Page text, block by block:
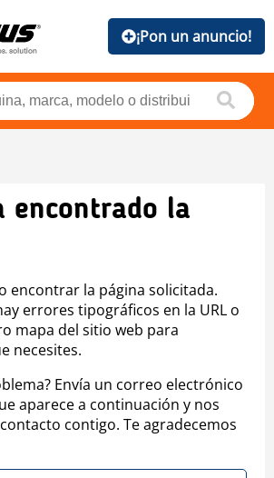
¡Pon un anuncio!
encontrado la
encontrar la página solicitada.
errores tipográficos en la URL o
mapa del sitio web para
necesites.
Envía un correo electrónico
aparece a continuación y nos
contigo. Te agradecemos